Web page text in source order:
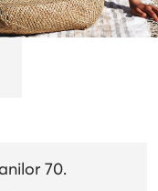
Tendințe
70.